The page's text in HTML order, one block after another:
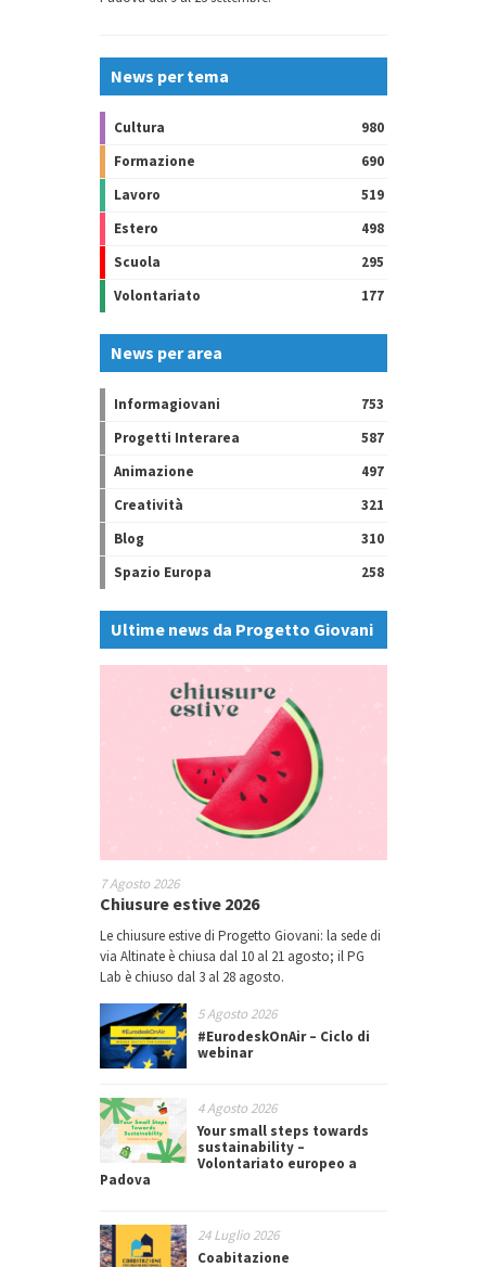
News per tema
Cultura
980
Formazione
690
Lavoro
519
Estero
498
Scuola
295
Volontariato
177
News per area
Informagiovani
753
Progetti Interarea
587
Animazione
497
Creatività
321
Blog
310
Spazio Europa
258
Ultime news da Progetto Giovani
7 Agosto 2026
Chiusure estive 2026
Le chiusure estive di Progetto Giovani: la sede di
via Altinate è chiusa dal 10 al 21 agosto; il PG
Lab è chiuso dal 3 al 28 agosto.
5 Agosto 2026
#EurodeskOnAir – Ciclo di
webinar
4 Agosto 2026
Your small steps towards
sustainability –
Volontariato europeo a
Padova
24 Luglio 2026
Coabitazione